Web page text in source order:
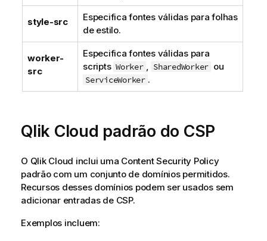
style-src
Especifica fontes válidas para folhas
de estilo.
worker-
src
Especifica fontes válidas para
scripts Worker , SharedWorker ou
ServiceWorker .
Qlik Cloud padrão do CSP
O Qlik Cloud inclui uma Content Security Policy
padrão com um conjunto de domínios permitidos.
Recursos desses domínios podem ser usados sem
adicionar entradas de CSP.
Exemplos incluem: